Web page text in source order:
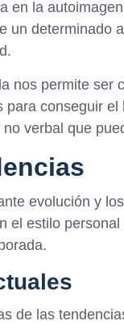
en la
un determinado
nos permite ser
para conseguir
verbal que
evolución y
el estilo
de las